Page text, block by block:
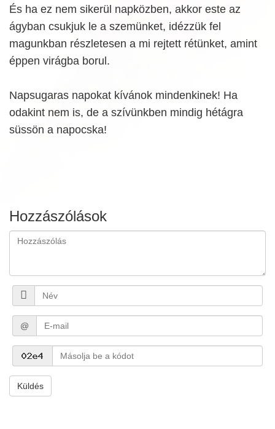
És ha ez nem sikerül napközben, akkor este az
ágyban csukjuk le a szemünket, idézzük fel
magunkban részletesen a mi rejtett rétünket, amint
éppen virágba borul.
Napsugaras napokat kívánok mindenkinek! Ha
odakint nem is, de a szívünkben mindig hétágra
süssön a napocska!
Hozzászólások
@
Küldés